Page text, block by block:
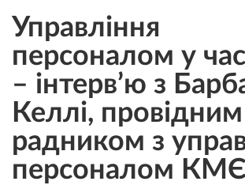
Управління
персоналом у
– інтерв’ю з
Келлі, провідним
радником з
персоналом